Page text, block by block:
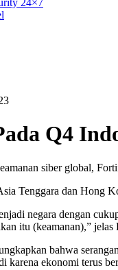
24×7
Q4
siber global,
Tenggara dan Hong
negara dengan
itu (keamanan),”
bahwa
karena ekonomi terus